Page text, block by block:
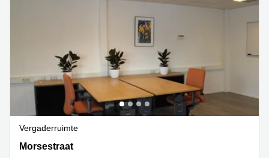
Vergaderruimte
Morsestraat 8, Tiel
Morsestraat